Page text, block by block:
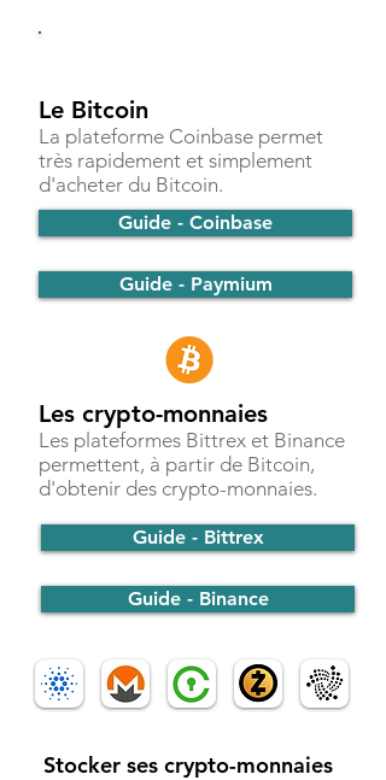
Le Bitcoin
La plateforme Coinbase permet
très rapidement et simplement
d'acheter du Bitcoin.
Guide - Coinbase
Guide - Paymium
Les crypto-monnaies
Les plateformes Bittrex et Binance
permettent, à partir de Bitcoin,
d'obtenir des crypto-monnaies.
Guide - Bittrex
Guide - Binance
Stocker ses crypto-monnaies